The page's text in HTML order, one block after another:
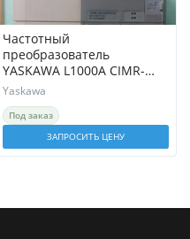
Частотный
преобразователь
YASKAWA L1000A CIMR-
LB4A0024FAC, 11 кВт
Yaskawa
Под заказ
ЗАПРОСИТЬ ЦЕНУ